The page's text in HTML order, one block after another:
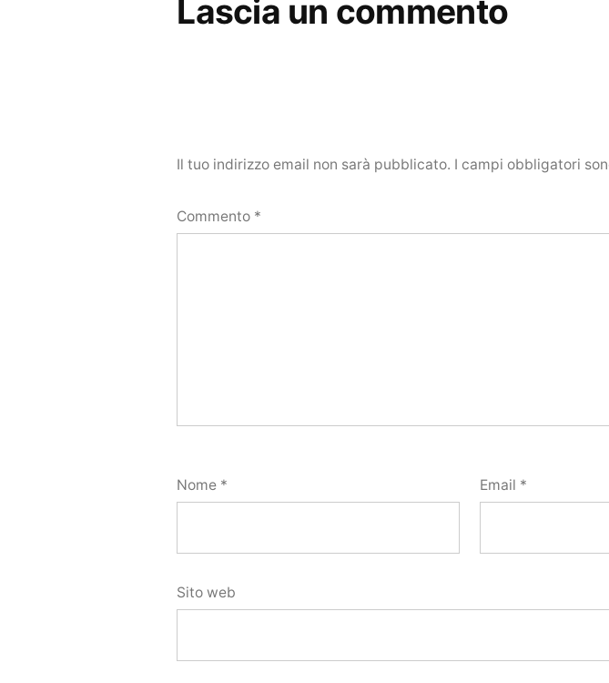
Lascia un commento
Il tuo indirizzo email non sarà pubblicato. I campi obbligatori
Commento *
Nome * Email *
Sito web